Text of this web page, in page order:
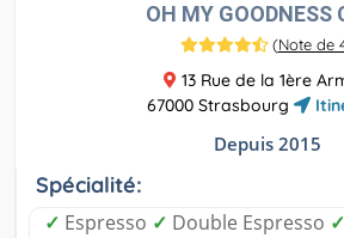
OH MY GOODNESS
(Note de
13 Rue de la 1ère
67000 Strasbourg
Depuis 2015
Spécialité:
✓ Espresso ✓ Double Espresso ✓